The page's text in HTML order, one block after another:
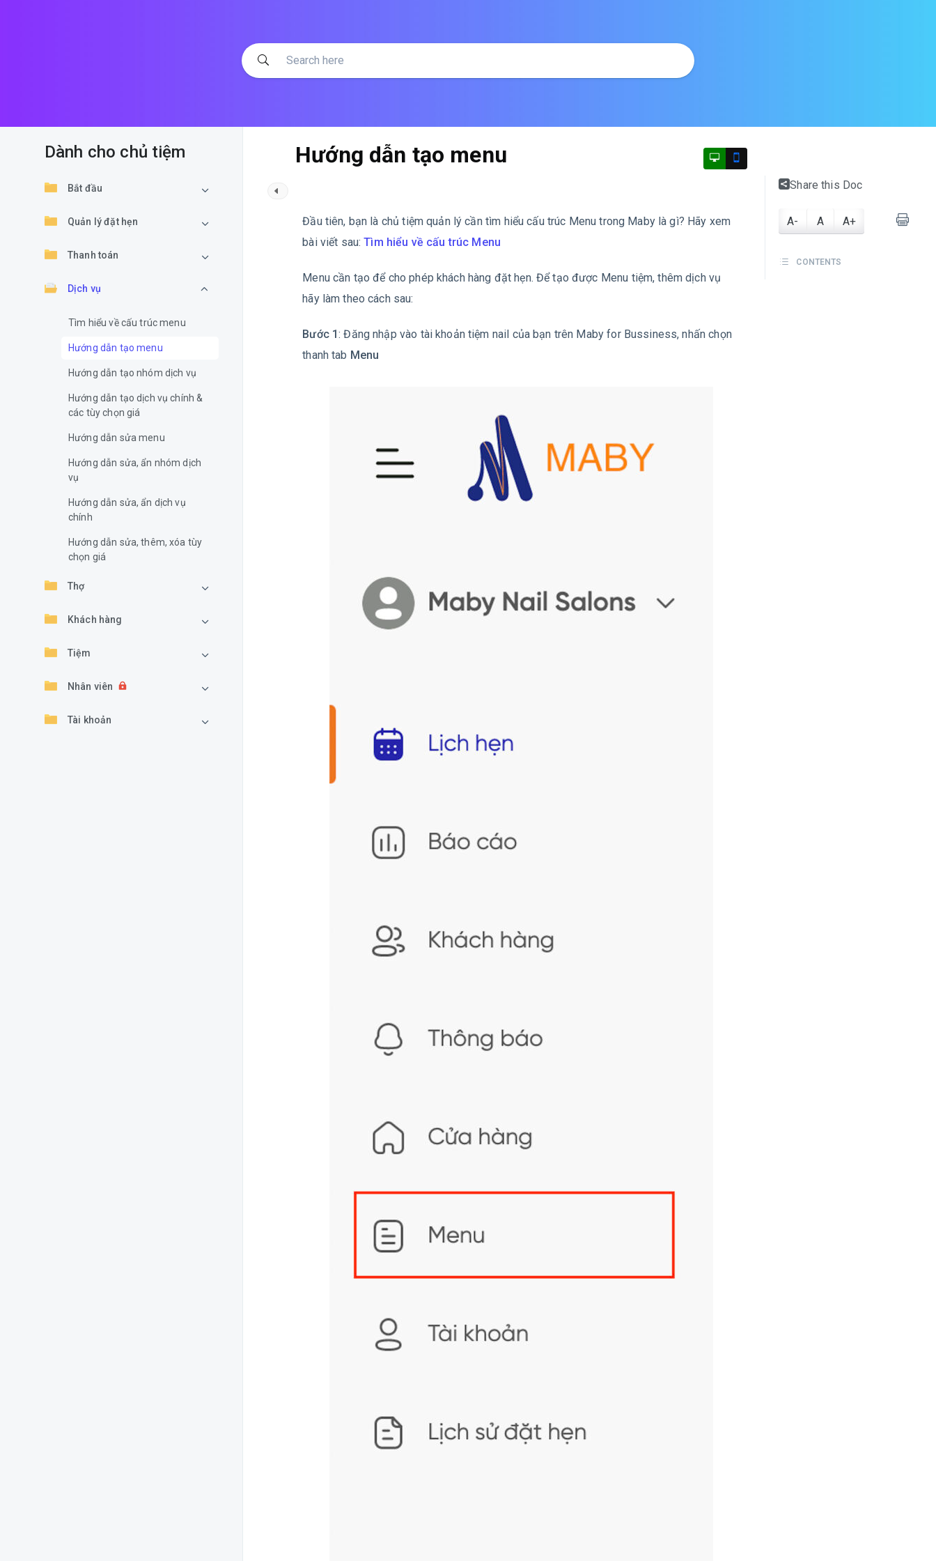
Dành cho chủ tiệm
Bắt đầu
Quản lý đặt hẹn
Thanh toán
Dịch vụ
Tìm hiểu về cấu trúc menu
Hướng dẫn tạo menu
Hướng dẫn tạo nhóm dịch vụ
Hướng dẫn tạo dịch vụ chính &
các tùy chọn giá
Hướng dẫn sửa menu
Hướng dẫn sửa, ẩn nhóm dịch
vụ
Hướng dẫn sửa, ẩn dịch vụ
chính
Hướng dẫn sửa, thêm, xóa tùy
chọn giá
Thợ
Khách hàng
Tiệm
Nhân viên
Tài khoản
Hướng dẫn tạo menu
Đầu tiên, bạn là chủ tiệm quản lý cần tìm hiểu cấu trúc Menu trong Maby là gì? Hãy xem
bài viết sau:Tìm hiểu về cấu trúc Menu
Menu cần tạo để cho phép khách hàng đặt hẹn. Để tạo được Menu tiệm, thêm dịch vụ
hãy làm theo cách sau:
Bước 1: Đăng nhập vào tài khoản tiệm nail của bạn trên Maby for Bussiness, nhấn chọn
thanh tab Menu
Share this Doc
A- A A+
CONTENTS